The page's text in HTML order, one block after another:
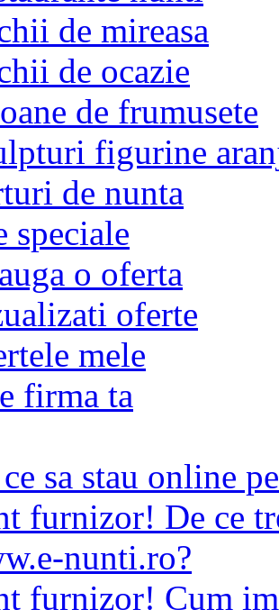
de mireasa
de ocazie
de frumusete
figurine
de nunta
speciale
o oferta
oferte
mele
firma ta
sa stau online
furnizor! De ce
nunti.ro?
furnizor! Cum